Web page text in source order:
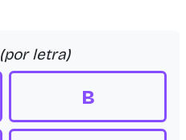
(por letra)
B